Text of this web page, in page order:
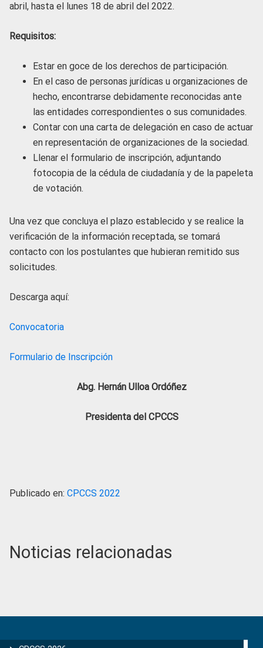
abril, hasta el lunes 18 de abril del 2022.
Requisitos:
Estar en goce de los derechos de participación.
En el caso de personas jurídicas u organizaciones de
hecho, encontrarse debidamente reconocidas ante
las entidades correspondientes o sus comunidades.
Contar con una carta de delegación en caso de actuar
en representación de organizaciones de la sociedad.
Llenar el formulario de inscripción, adjuntando
fotocopia de la cédula de ciudadanía y de la papeleta
de votación.
Una vez que concluya el plazo establecido y se realice la
verificación de la información receptada, se tomará
contacto con los postulantes que hubieran remitido sus
solicitudes.
Descarga aquí:
Convocatoria
Formulario de Inscripción
Abg. Hernán Ulloa Ordóñez
Presidenta del CPCCS
Publicado en: CPCCS 2022
Noticias relacionadas